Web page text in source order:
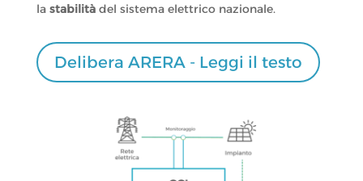
la stabilitàdel sistema elettrico nazionale.
Delibera ARERA - Leggi il testo